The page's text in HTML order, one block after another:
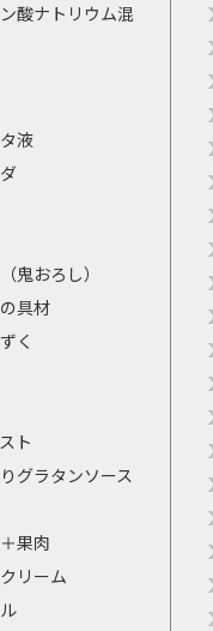
酸ナトリウム混
液
鬼おろし）
具材
く
ト
グラタンソース
果肉
リーム